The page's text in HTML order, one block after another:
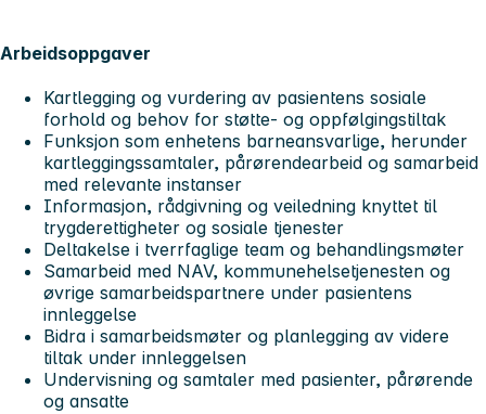
Arbeidsoppgaver
Kartlegging og vurdering av pasientens sosiale
forhold og behov for støtte- og oppfølgingstiltak
Funksjon som enhetens barneansvarlige, herunder
kartleggingssamtaler, pårørendearbeid og samarbeid
med relevante instanser
Informasjon, rådgivning og veiledning knyttet til
trygderettigheter og sosiale tjenester
Deltakelse i tverrfaglige team og behandlingsmøter
Samarbeid med NAV, kommunehelsetjenesten og
øvrige samarbeidspartnere under pasientens
innleggelse
Bidra i samarbeidsmøter og planlegging av videre
tiltak under innleggelsen
Undervisning og samtaler med pasienter, pårørende
og ansatte